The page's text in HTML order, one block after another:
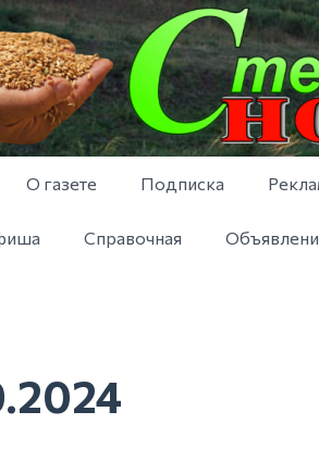
О газете Подписка
Справочная